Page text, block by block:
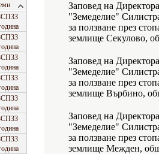
Заповед на
"Земеделие"
за ползване през
землище Секулово,
Заповед на
"Земеделие"
за ползване през
землище Върбино,
Заповед на
"Земеделие"
за ползване през
землище Межден,